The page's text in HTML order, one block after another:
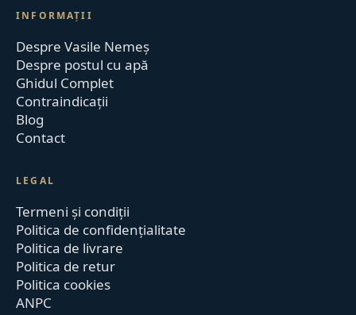
INFORMAȚII
Despre Vasile Nemeș
Despre postul cu apă
Ghidul Complet
Contraindicații
Blog
Contact
LEGAL
Termeni și condiții
Politica de confidențialitate
Politica de livrare
Politica de retur
Politica cookies
ANPC